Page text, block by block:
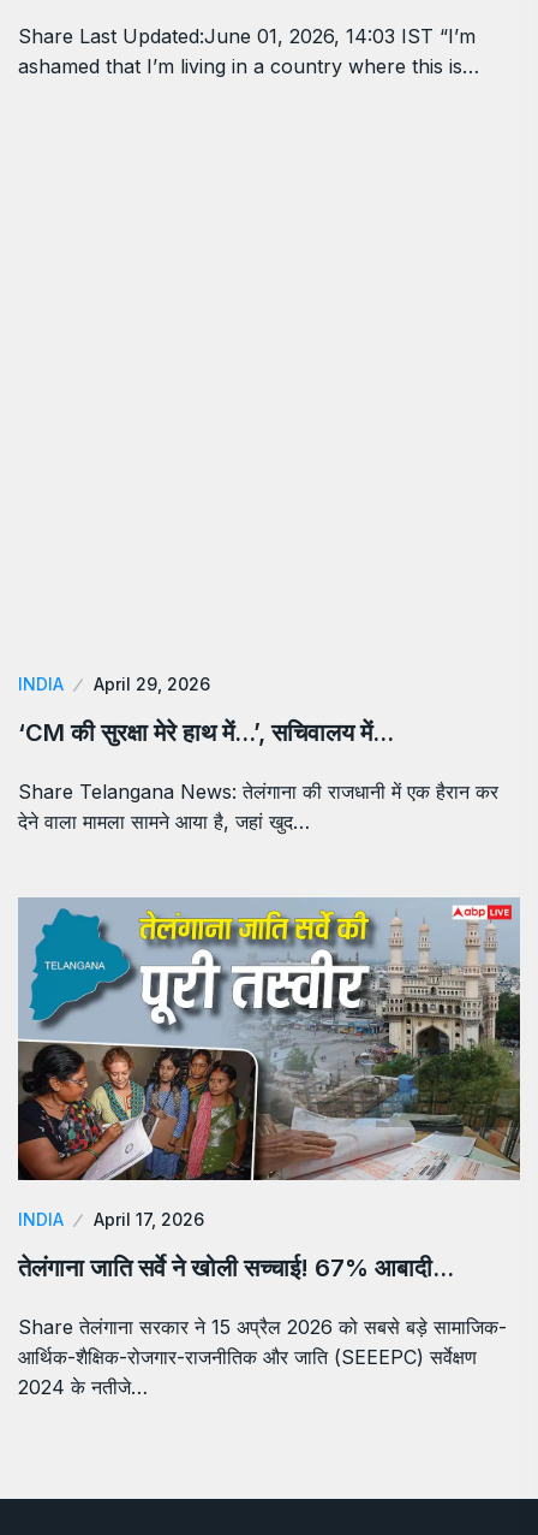
Share Last Updated:June 01, 2026, 14:03 IST “I’m
ashamed that I’m living in a country where this is…
INDIA April 29, 2026
‘CM की सुरक्षा मेरे हाथ में…’, सचिवालय में…
Share Telangana News: तेलंगाना की राजधानी में एक हैरान कर
देने वाला मामला सामने आया है, जहां खुद…
INDIA April 17, 2026
तेलंगाना जाति सर्वे ने खोली सच्चाई! 67% आबादी…
Share तेलंगाना सरकार ने 15 अप्रैल 2026 को सबसे बड़े सामाजिक-
आर्थिक-शैक्षिक-रोजगार-राजनीतिक और जाति (SEEEPC) सर्वेक्षण
2024 के नतीजे…